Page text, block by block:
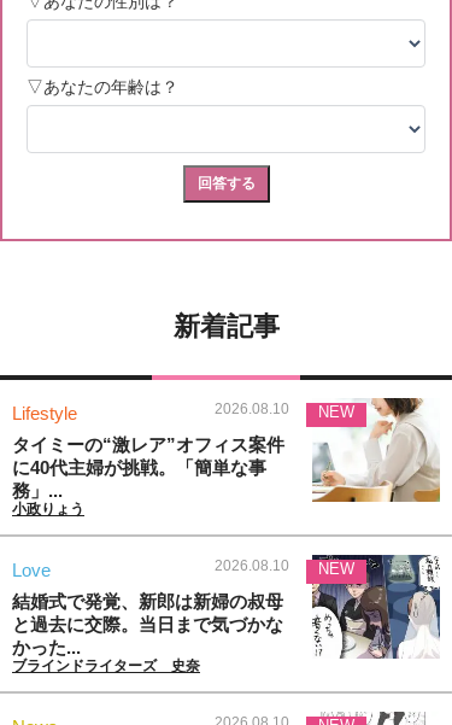
新着記事
Lifestyle 2026.08.10
タイミーの“激レア”オフィス案件
に40代主婦が挑戦。「簡単な事
務」...
小政りょう
NEW
Love 2026.08.10
結婚式で発覚、新郎は新婦の叔母
と過去に交際。当日まで気づかな
かった...
ブラインドライターズ 史奈
NEW